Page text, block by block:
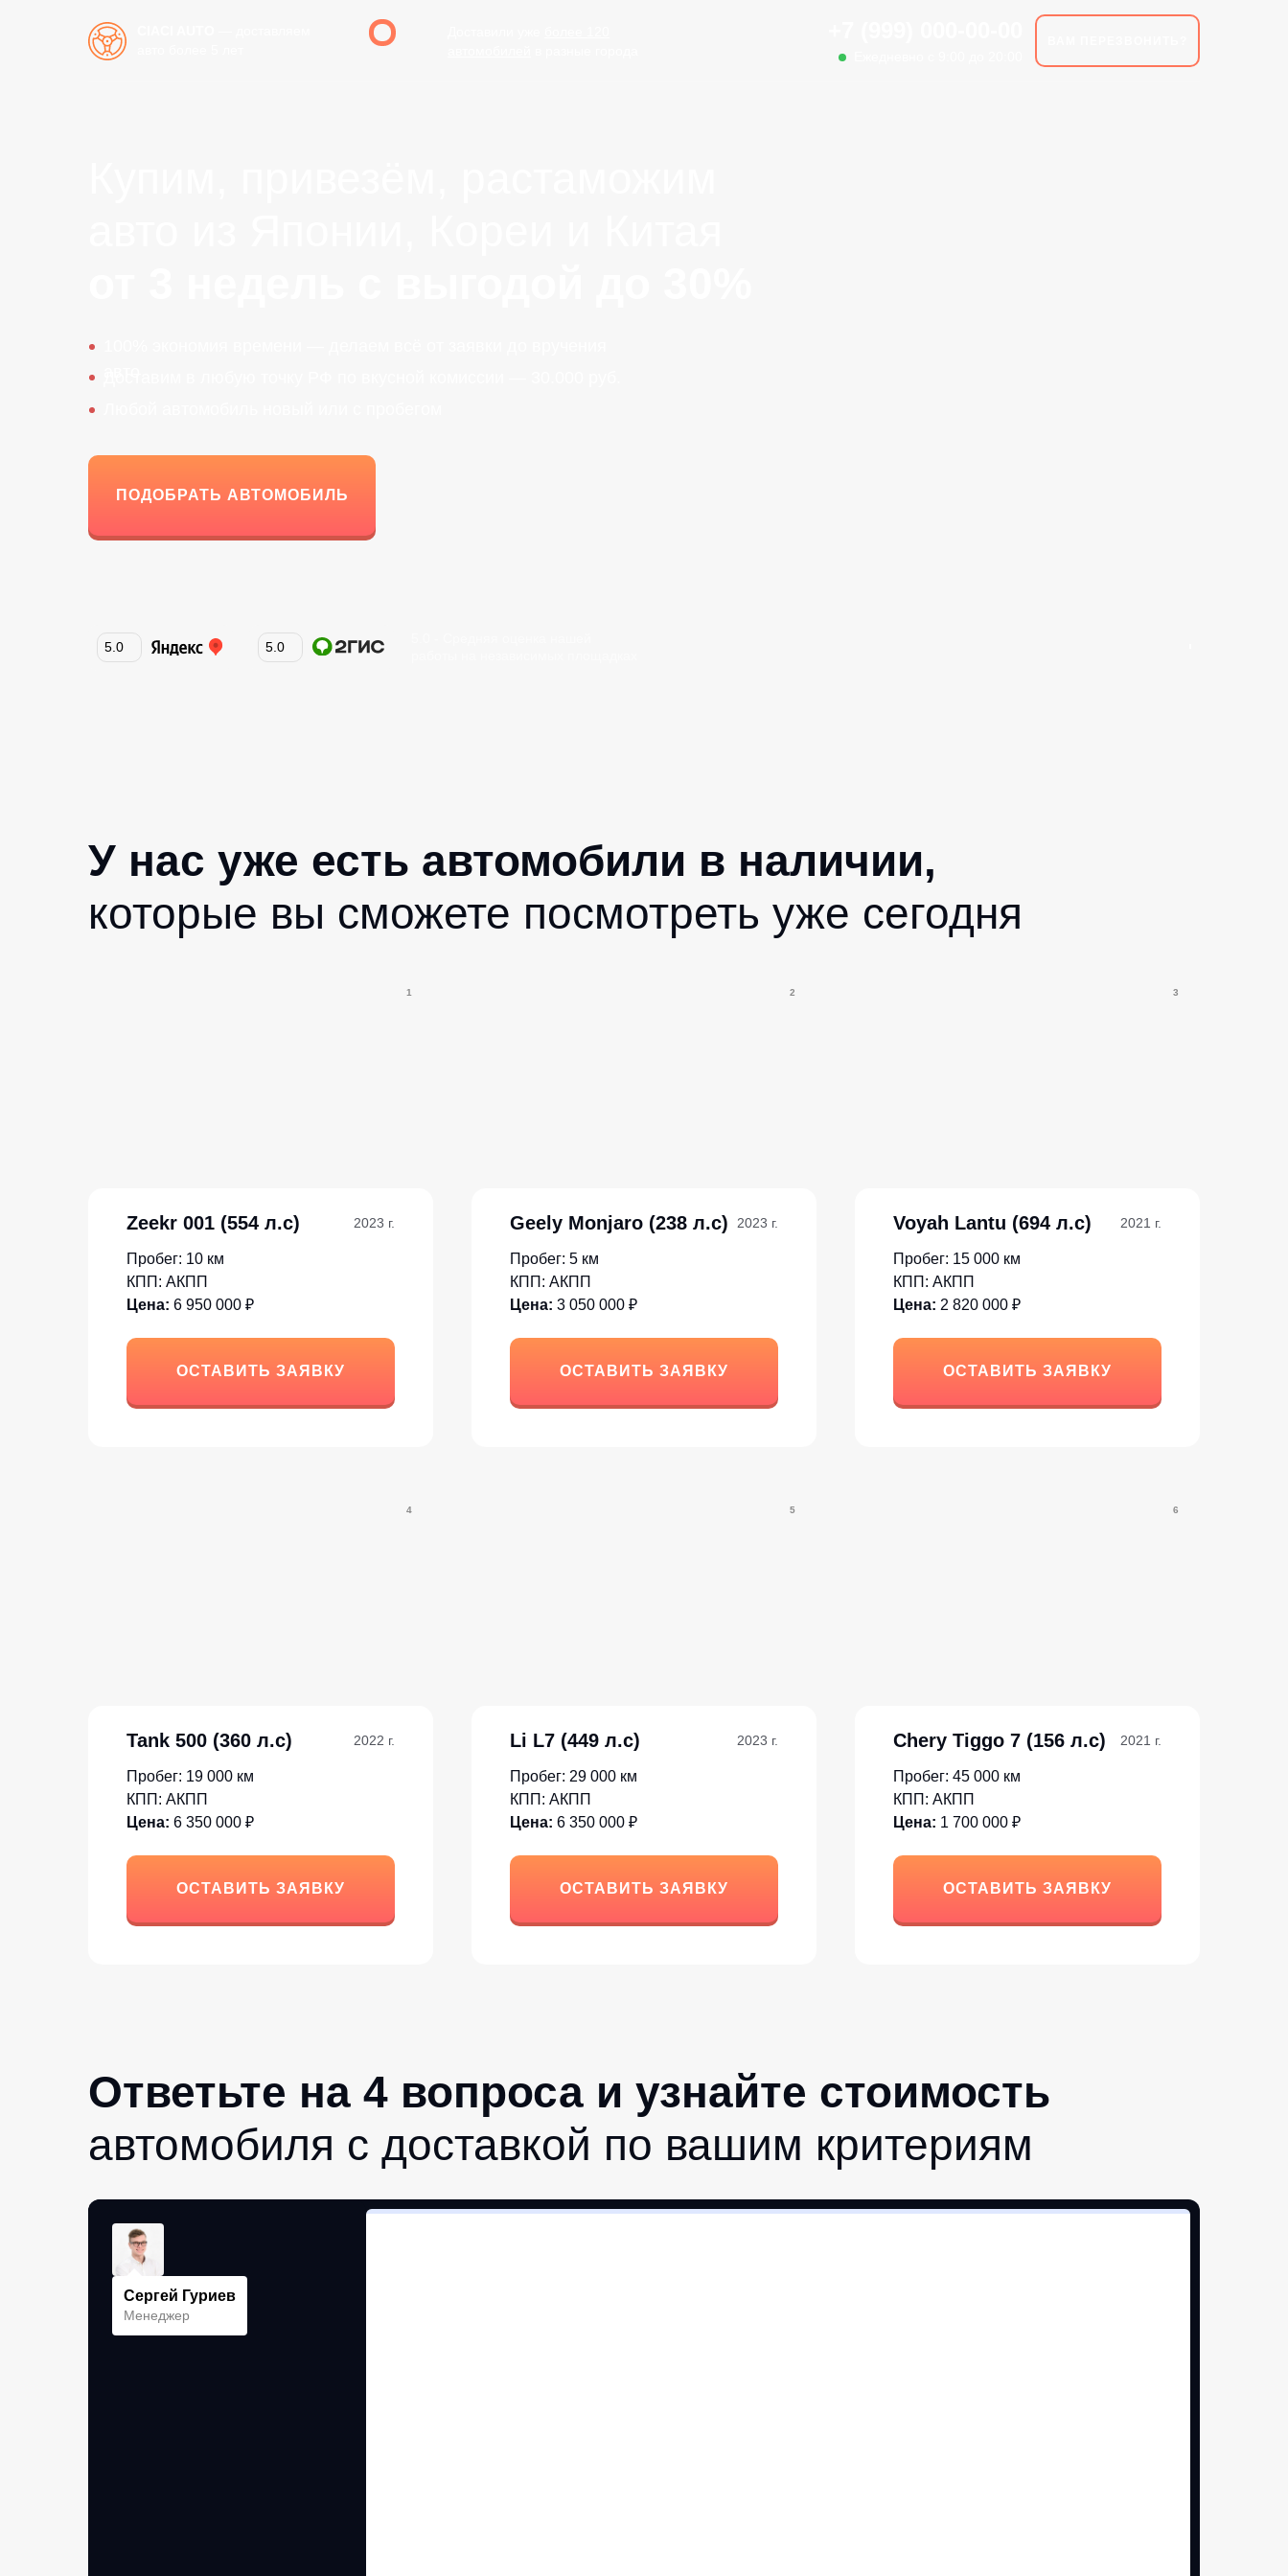
ПОДОБРАТЬ АВТОМОБИЛЬ
5.0 5.0
У нас уже есть автомобили в наличии,
которые вы сможете посмотреть уже сегодня
Zeekr 001 (554 л.с)
1
ОСТАВИТЬ ЗАЯВКУ
Пробег: 10 км
КПП: АКПП
Цена: 6 950 000 ₽
2023 г. Geely Monjaro (238 л.с)
2
ОСТАВИТЬ ЗАЯВКУ
Пробег: 5 км
КПП: АКПП
Цена: 3 050 000 ₽
2023 г. Voyah Lantu (694 л.с)
3
ОСТАВИТЬ ЗАЯВКУ
Пробег: 15 000 км
КПП: АКПП
Цена: 2 820 000 ₽
2021 г.
Tank 500 (360 л.с)
4
ОСТАВИТЬ ЗАЯВКУ
Пробег: 19 000 км
КПП: АКПП
Цена: 6 350 000 ₽
2022 г. Li L7 (449 л.с)
5
ОСТАВИТЬ ЗАЯВКУ
Пробег: 29 000 км
КПП: АКПП
Цена: 6 350 000 ₽
2023 г. Chery Tiggo 7 (156 л.с)
6
ОСТАВИТЬ ЗАЯВКУ
Пробег: 45 000 км
КПП: АКПП
Цена: 1 700 000 ₽
2021 г.
Ответьте на 4 вопроса и узнайте стоимость
автомобиля с доставкой по вашим критериям
Сергей Гуриев
Менеджер